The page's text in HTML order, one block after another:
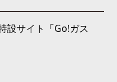
設サイト「Go!ガス